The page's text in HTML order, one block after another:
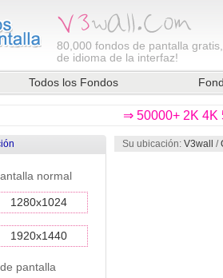
80,000 fondos de pantalla
de idioma de la interfaz!
Todos los Fondos
⇒ 50000+ 2K 4K
normal
1280x1024
1920x1440
pantalla
Su ubicación: V3wall /